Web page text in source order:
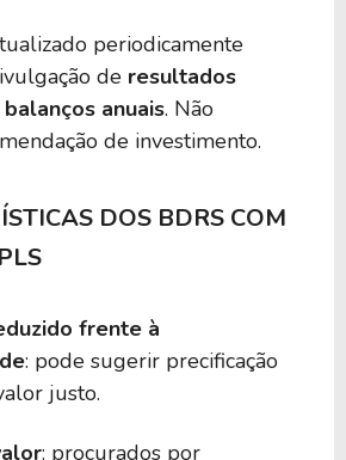
periodicamente
de resultados
anuais. Não
de investimento.
DOS BDRS COM
frente à
: pode sugerir precificação
justo.
: procurados por